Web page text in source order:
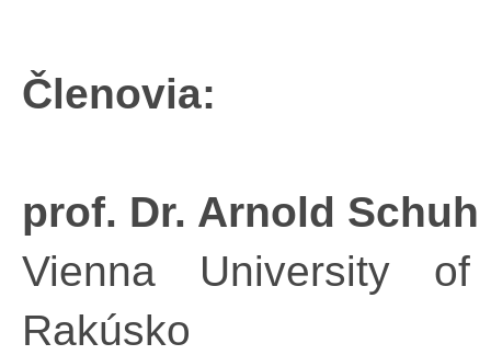
Členovia:
prof. Dr. Arnold Schuh
Vienna University
Rakúsko